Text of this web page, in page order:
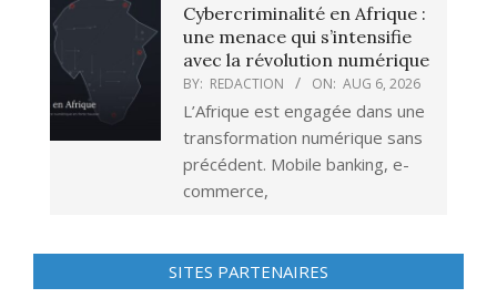
Cybercriminalité en Afrique :
une menace qui s’intensifie
avec la révolution numérique
BY: REDACTION ON: AUG 6, 2026
L’Afrique est engagée dans une
transformation numérique sans
précédent. Mobile banking, e-
commerce,
SITES PARTENAIRES